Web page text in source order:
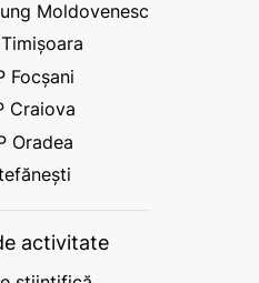
Moldovenesc
Focșani
Craiova
Oradea
activitate